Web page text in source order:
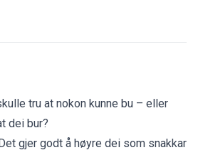
tru at nokon kunne bu – eller
dei bur?
gjer godt å høyre dei som snakkar